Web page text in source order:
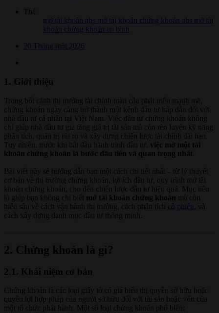
Thẻ
mở tài khoản abs
mở tài khoản chứng khoán abs
mở tài
khoản chứng khoán an bình
20 Tháng một 2026
1. Giới thiệu
Trong bối cảnh thị trường tài chính toàn cầu phát triển mạnh mẽ,
chứng khoán ngày càng trở thành một kênh đầu tư hấp dẫn đối với
nhà đầu tư cá nhân tại Việt Nam. Việc đầu tư chứng khoán không
chỉ giúp nhà đầu tư gia tăng giá trị tài sản mà còn rèn luyện kỹ năng
phân tích, quản trị rủi ro và xây dựng chiến lược tài chính dài hạn.
Tuy nhiên, trước khi bắt đầu hành trình đầu tư, việc mở một tài
khoản chứng khoán là bước đầu tiên và quan trọng nhất
Bài viết này sẽ hướng dẫn bạn một cách chi tiết nhất – từ lý thuyết
cơ bản về thị trường chứng khoán, lợi ích đầu tư, quy trình mở tài
khoản chứng khoán, cho đến chiến lược đầu tư hiệu quả. Mục tiêu
là giúp bạn không chỉ biết mở tài khoản chứng khoán
mà còn
hiểu sâu về cách vận hành thị trường, cách phân tích cổ phiếu
, và
cách xây dựng danh mục đầu tư thông minh.
2. Chứng khoán là gì?
2.1. Khái niệm cơ bản
Chứng khoán là các loại giấy tờ có giá biểu thị quyền sở hữu hoặc
quyền lợi hợp pháp của người sở hữu đối với tài sản hoặc vốn của
một tổ chức phát hành. Một số loại chứng khoán phổ biến: